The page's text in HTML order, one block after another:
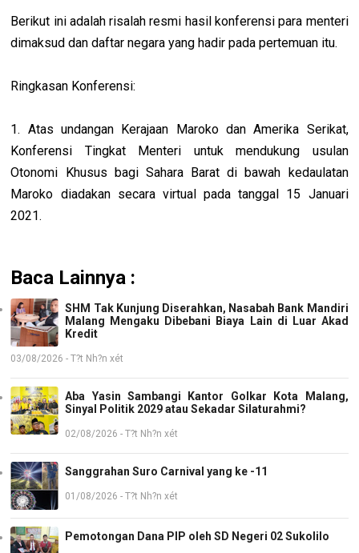
Berikut ini adalah risalah resmi hasil konferensi para menteri
dimaksud dan daftar negara yang hadir pada pertemuan itu.
Ringkasan Konferensi:
1. Atas undangan Kerajaan Maroko dan Amerika Serikat,
Konferensi Tingkat Menteri untuk mendukung usulan
Otonomi Khusus bagi Sahara Barat di bawah kedaulatan
Maroko diadakan secara virtual pada tanggal 15 Januari
2021.
Baca Lainnya :
SHM Tak Kunjung Diserahkan, Nasabah Bank Mandiri
Malang Mengaku Dibebani Biaya Lain di Luar Akad
Kredit
03/08/2026 - T?t Nh?n xét
Aba Yasin Sambangi Kantor Golkar Kota Malang,
Sinyal Politik 2029 atau Sekadar Silaturahmi?
02/08/2026 - T?t Nh?n xét
Sanggrahan Suro Carnival yang ke -11
01/08/2026 - T?t Nh?n xét
Pemotongan Dana PIP oleh SD Negeri 02 Sukolilo